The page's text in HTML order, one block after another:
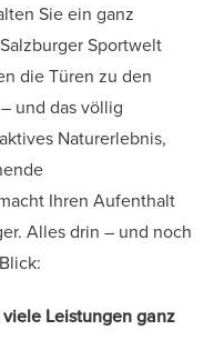
Sie ein ganz
Sportwelt
die Türen zu den
und das völlig
Naturerlebnis,
Ihren Aufenthalt
Alles drin – und noch
viele Leistungen ganz